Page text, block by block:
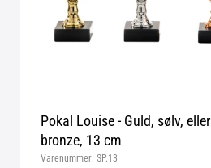
Pokal Louise - Guld, sølv, eller
bronze, 13 cm
Varenummer: SP.13